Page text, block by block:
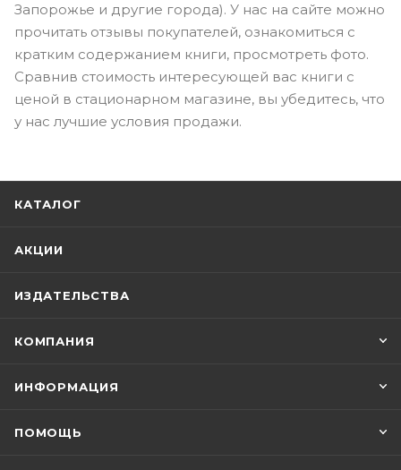
Запорожье и другие города). У нас на сайте можно
прочитать отзывы покупателей, ознакомиться с
кратким содержанием книги, просмотреть фото.
Сравнив стоимость интересующей вас книги с
ценой в стационарном магазине, вы убедитесь, что
у нас лучшие условия продажи.
КАТАЛОГ
АКЦИИ
ИЗДАТЕЛЬСТВА
КОМПАНИЯ
ИНФОРМАЦИЯ
ПОМОЩЬ